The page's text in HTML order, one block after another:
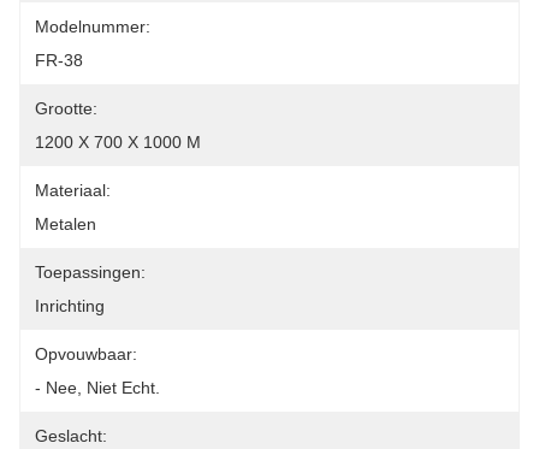
Modelnummer:
FR-38
Grootte:
1200 X 700 X 1000 M
Materiaal:
Metalen
Toepassingen:
Inrichting
Opvouwbaar:
- Nee, Niet Echt.
Geslacht: